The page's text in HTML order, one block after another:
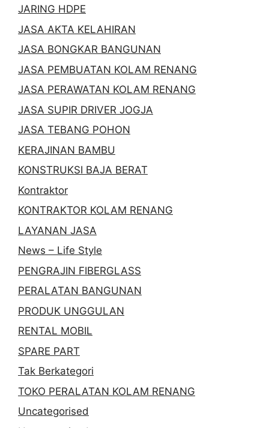
JARING HDPE
JASA AKTA KELAHIRAN
JASA BONGKAR BANGUNAN
JASA PEMBUATAN KOLAM RENANG
JASA PERAWATAN KOLAM RENANG
JASA SUPIR DRIVER JOGJA
JASA TEBANG POHON
KERAJINAN BAMBU
KONSTRUKSI BAJA BERAT
Kontraktor
KONTRAKTOR KOLAM RENANG
LAYANAN JASA
News – Life Style
PENGRAJIN FIBERGLASS
PERALATAN BANGUNAN
PRODUK UNGGULAN
RENTAL MOBIL
SPARE PART
Tak Berkategori
TOKO PERALATAN KOLAM RENANG
Uncategorised